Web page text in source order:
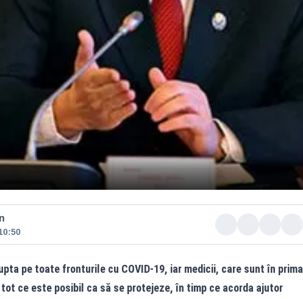
pe toate fronturile cu COVID-19, iar medicii, care sunt în prima
ce este posibil ca să se protejeze, în timp ce acorda ajutor